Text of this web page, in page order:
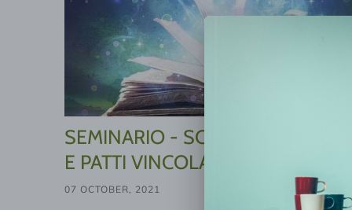
SEMINARIO - SCIOGLIMENTO DI
E PATTI VINCOLANTI
07 OCTOBER, 2021